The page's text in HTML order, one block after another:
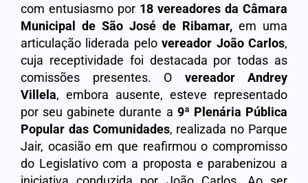
com entusiasmo por 18 vereadores da Câmara
Municipal de São José de Ribamar, em uma
articulação liderada pelovereador João Carlos,
cuja receptividade foi destacada por todas as
comissões presentes. O vereador
Andrey
Villela, embora ausente, esteve representado
por seu gabinete durante a 9ª Plenária Pública
Popular das Comunidades, realizada no Parque
Jair, ocasião em que reafirmou o compromisso
do Legislativo com a proposta e parabenizou a